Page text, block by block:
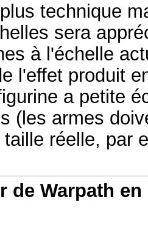
technique
sera
à l'échelle
l'effet produit
a petite
(les armes
réelle, par
de Warpath en